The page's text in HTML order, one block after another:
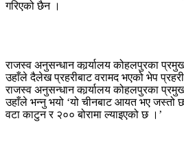
गरिएको छैन ।
राजस्व अनुसन्धान कार्र्यालय कोहलपुरका
उहाँले दैलेख प्रहरीबाट वरामद भएको भेप
राजस्व अनुसन्धान कार्र्यालय कोहलपुरका
उहाँले भन्नु भयो ‘यो चीनबाट आयत भए जस्तो
वटा काटुन र २०० बोरामा ल्याइएको छ ।’